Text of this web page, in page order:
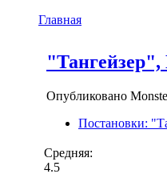
Главная
"Тангейзер",
Опубликовано
Постановки:
Средняя:
4.5